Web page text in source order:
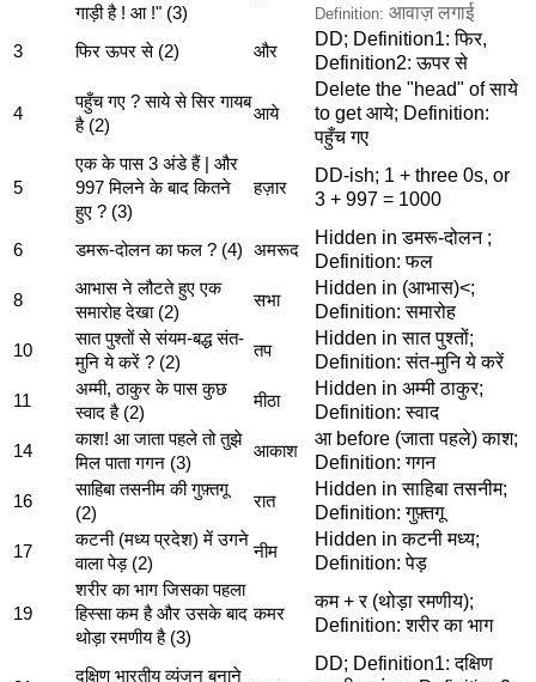
गाड़ी है ! आ !" (3)
Definition: आवाज़ लगाई
3 फिर ऊपर से (2) और
DD; Definition1: फिर,
Definition2: ऊपर से
4
पहुँच गए ? साये से सिर गायब
है (2)
आये
Delete the "head" of साये
to get आये; Definition:
पहुँच गए
5
एक के पास 3 अंडे हैं | और
997 मिलने के बाद कितने
हुए ? (3)
हज़ार
DD-ish; 1 + three 0s, or
3 + 997 = 1000
6 डमरू-दोलन का फल ? (4) अमरूद
Hidden in डमरू-दोलन ;
Definition: फल
8
आभास ने लौटते हुए एक
समारोह देखा (2)
सभा
Hidden in (आभास)<;
Definition: समारोह
10
सात पुश्तों से संयम-बद्ध संत-
मुनि ये करें ? (2)
तप
Hidden in सात पुश्तों;
Definition: संत-मुनि ये करें
11
अम्मी, ठाकुर के पास कुछ
स्वाद है (2)
मीठा
Hidden in अम्मी ठाकुर;
Definition: स्वाद
14
काश! आ जाता पहले तो तुझे
मिल पाता गगन (3)
आकाश
आ before (जाता पहले) काश;
Definition: गगन
16
साहिबा तसनीम की गुफ़्तगू
(2)
रात
Hidden in साहिबा तसनीम;
Definition: गुफ़्तगू
17
कटनी (मध्य प्रदेश) में उगने
वाला पेड़ (2)
नीम
Hidden in कटनी मध्य;
Definition: पेड़
19
शरीर का भाग जिसका पहला
हिस्सा कम है और उसके बाद
थोड़ा रमणीय है (3)
कमर
कम + र (थोड़ा रमणीय);
Definition: शरीर का भाग
दक्षिण भारतीय व्यंजन बनाने
DD; Definition1: दक्षिण